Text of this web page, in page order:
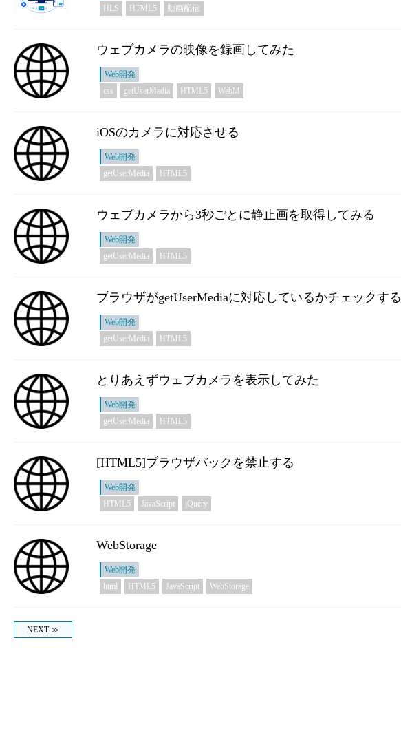
HLS HTML5 動画配信
ウェブカメラの映像を録画してみた
Web開発
css getUserMedia HTML5 WebM
iOSのカメラに対応させる
Web開発
getUserMedia HTML5
ウェブカメラから3秒ごとに静止画を取得してみる
Web開発
getUserMedia HTML5
ブラウザがgetUserMediaに対応しているかチェックする
Web開発
getUserMedia HTML5
とりあえずウェブカメラを表示してみた
Web開発
getUserMedia HTML5
[HTML5]ブラウザバックを禁止する
Web開発
HTML5 JavaScript jQuery
WebStorage
Web開発
html HTML5 JavaScript WebStorage
NEXT ≫